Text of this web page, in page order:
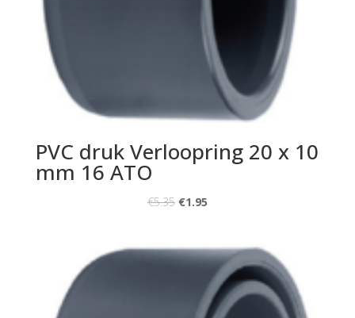
PVC druk Verloopring 20 x 10
mm 16 ATO
€5.35 €1.95